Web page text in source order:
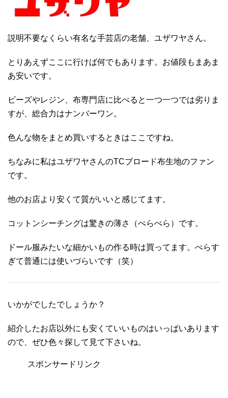
説明不要なくらい有名な手芸店の老舗、ユザワヤさん。
とりあえずここに行けば何でもあります。お値段もまあま
あ安いです。
ビーズやレジン、布専門店に比べると一つ一つでは劣りま
すが、総合力はナンバーワン。
色んな物をまとめ買いするときはここですね。
ちなみに私はユザワヤさんのTCブロード布生地のファン
です。
他のお店より安くて質がいいと感じてます。
コットンシーチングは驚きの薄さ（ぺらぺら）です。
ドール服みたいな細かいもの作る時は買ってます。ぺらす
ぎて普通には使いづらいです（笑）
いかがでしたでしょうか？
紹介したお店以外にも安くていいものはいっぱいあります
ので、ぜひ色々探して見て下さいね。
スポンサードリンク